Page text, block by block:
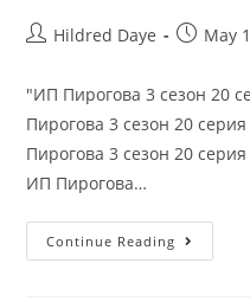
Hildred Daye May
"ИП Пирогова 3 сезон 20
Пирогова 3 сезон 20
Пирогова 3 сезон 20
ИП Пирогова…
Continue Reading